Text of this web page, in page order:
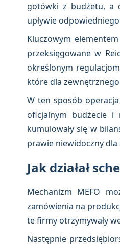
gotówki z budżetu, a
upływie
Kluczowym
przeksięgowane w
określonym
które dla
W ten sposób
oficjalnym budżecie i
kumulowały się w
prawie niewidoczny
Jak działał
Mechanizm MEFO
zamówienia na
te firmy otrzymywały
Następnie